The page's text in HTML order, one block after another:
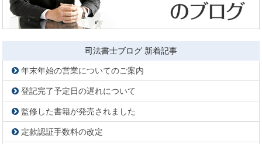
司法書士ブログ 新着記事
年末年始の営業についてのご案内
登記完了予定日の遅れについて
監修した書籍が発売されました
定款認証手数料の改定